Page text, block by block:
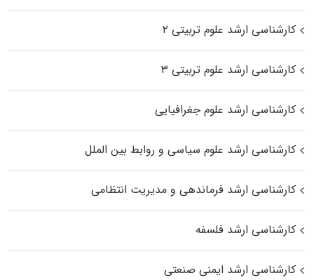
کارشناسی ارشد علوم تربیتی ۲
کارشناسی ارشد علوم تربیتی ۳
کارشناسی ارشد علوم جغرافیایی
کارشناسی ارشد علوم سیاسی و روابط بین الملل
کارشناسی ارشد فرماندهی و مدیریت انتظامی
کارشناسی ارشد فلسفه
کارشناسی ارشد ایمنی صنعتی